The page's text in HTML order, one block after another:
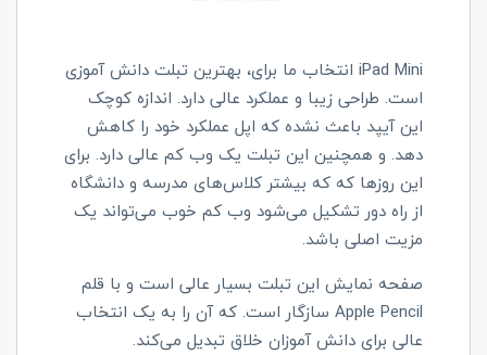
iPad Mini انتخاب ما برای، بهترین تبلت دانش آموزی
است. طراحی زیبا و عملکرد عالی دارد. اندازه کوچک
این آیپد باعث نشده که اپل عملکرد خود را کاهش
دهد. و همچنین این تبلت یک وب کم عالی دارد. برای
این روزها که که بیشتر کلاس‌های مدرسه و دانشگاه
از راه دور تشکیل می‌شود وب کم خوب می‌تواند یک
مزیت اصلی باشد.
صفحه نمایش این تبلت بسیار عالی است و با قلم
Apple Pencil سازگار است. که آن را به یک انتخاب
عالی برای دانش آموزان خلاق تبدیل می‌کند.